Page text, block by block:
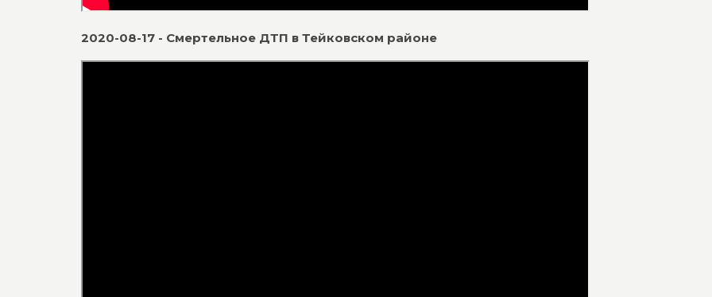
2020-08-17 - Смертельное ДТП в Тейковском районе